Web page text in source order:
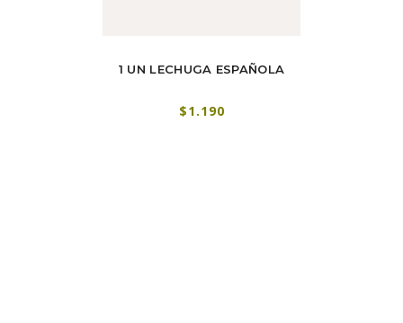
LECHUGA ESPAÑOLA 1 UN LECHUGA ESCAROLA